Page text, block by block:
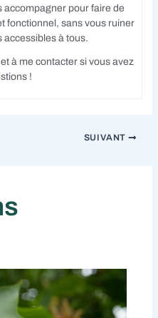
accompagner pour faire de
fonctionnel, sans vous ruiner
accessibles à tous.
à me contacter si vous avez
!
SUIVANT